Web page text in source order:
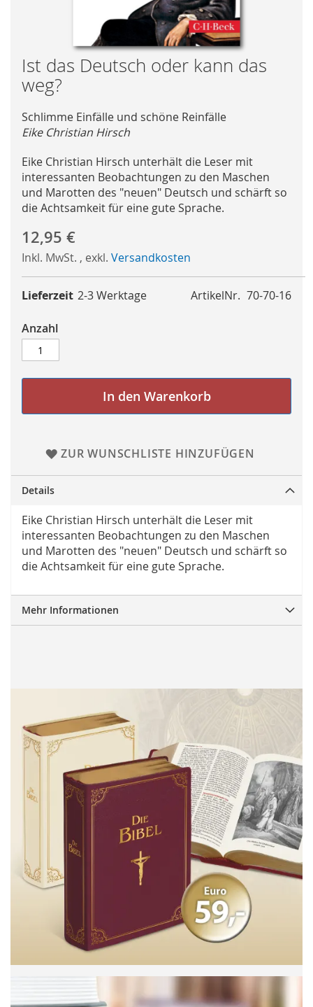
Skip
to
the
of
the
gallery
Ist das Deutsch oder kann das
weg?
Schlimme Einfälle und schöne Reinfälle
Eike Christian Hirsch
Eike Christian Hirsch unterhält die Leser mit
interessanten Beobachtungen zu den Maschen
und Marotten des "neuen" Deutsch und schärft so
die Achtsamkeit für eine gute Sprache.
12,95 €
Inkl. MwSt. , exkl. Versandkosten
ArtikelNr. 70-70-16
Lieferzeit 2-3 Werktage
Anzahl
In den Warenkorb
ZUR WUNSCHLISTE HINZUFÜGEN
Details
Eike Christian Hirsch unterhält die Leser mit
interessanten Beobachtungen zu den Maschen
und Marotten des "neuen" Deutsch und schärft so
die Achtsamkeit für eine gute Sprache.
Mehr Informationen